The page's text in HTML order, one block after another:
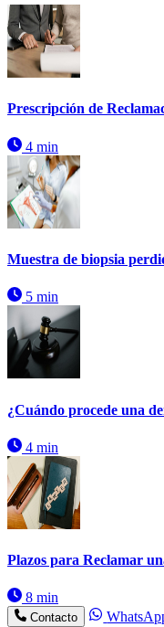
Prescripción de
4 min
Muestra de biopsia
5 min
¿Cuándo procede una
4 min
Plazos para Reclamar
8 min
Contacto